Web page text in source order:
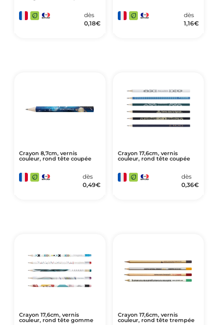
dès
0,18€
dès
1,16€
Crayon 8,7cm, vernis
couleur, rond tête coupée
dès
0,49€
Crayon 17,6cm, vernis
couleur, rond tête coupée
dès
0,36€
Crayon 17,6cm, vernis
couleur, rond tête gomme
Crayon 17,6cm, vernis
couleur, rond tête trempée